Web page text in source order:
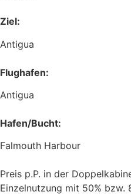
Ziel:
Antigua
Flughafen:
Antigua
Hafen/Bucht:
Falmouth Harbour
Preis p.P. in der
Einzelnutzung mit 50% bzw.